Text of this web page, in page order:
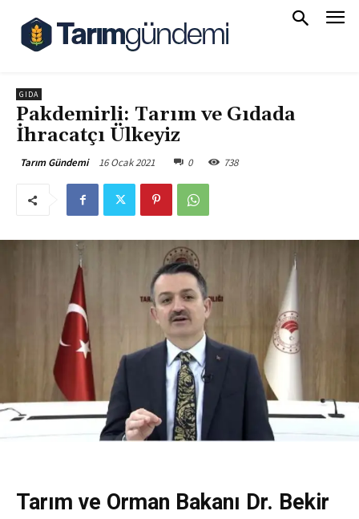
GIDA
Pakdemirli: Tarım ve Gıdada
İhracatçı Ülkeyiz
Tarım Gündemi 16 Ocak 2021 0 738
Tarım ve Orman Bakanı Dr. Bekir